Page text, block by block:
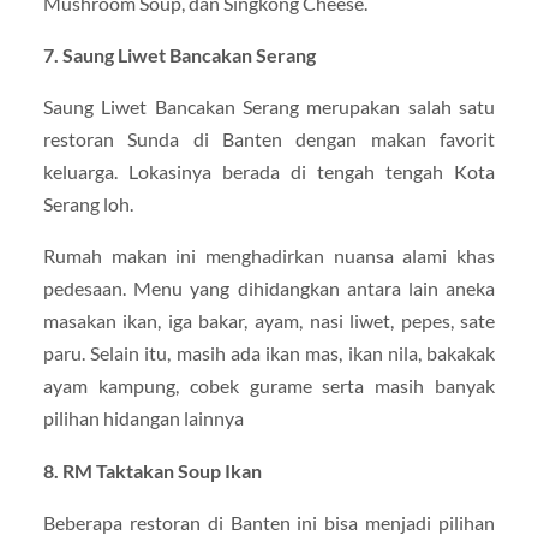
7. Saung Liwet Bancakan Serang
Saung Liwet Bancakan Serang merupakan salah satu
restoran Sunda di Banten dengan makan favorit
keluarga. Lokasinya berada di tengah tengah Kota
Serang loh.
Rumah makan ini menghadirkan nuansa alami khas
pedesaan. Menu yang dihidangkan antara lain aneka
masakan ikan, iga bakar, ayam, nasi liwet, pepes, sate
paru. Selain itu, masih ada ikan mas, ikan nila, bakakak
ayam kampung, cobek gurame serta masih banyak
pilihan hidangan lainnya
8. RM Taktakan Soup Ikan
Beberapa restoran di Banten ini bisa menjadi pilihan